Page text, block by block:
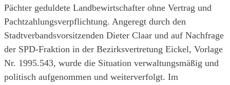
Pächter geduldete Landbewirtschafter ohne Vertrag und
Pachtzahlungsverpflichtung. Angeregt durch den
Stadtverbandsvorsitzenden Dieter Claar und auf Nachfrage
der SPD-Fraktion in der Bezirksvertretung Eickel, Vorlage
Nr. 1995.543, wurde die Situation verwaltungsmäßig und
politisch aufgenommen und weiterverfolgt. Im